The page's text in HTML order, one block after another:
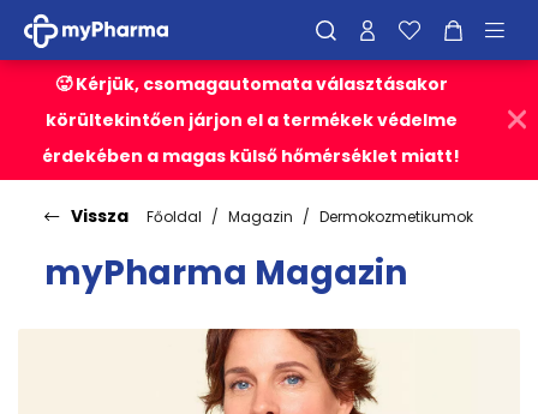
🥵 Kérjük, csomagautomata választásakor
körültekintően járjon el a termékek védelme
érdekében a magas külső hőmérséklet miatt!
Vissza Főoldal Magazin Dermokozmetikumok
myPharma Magazin